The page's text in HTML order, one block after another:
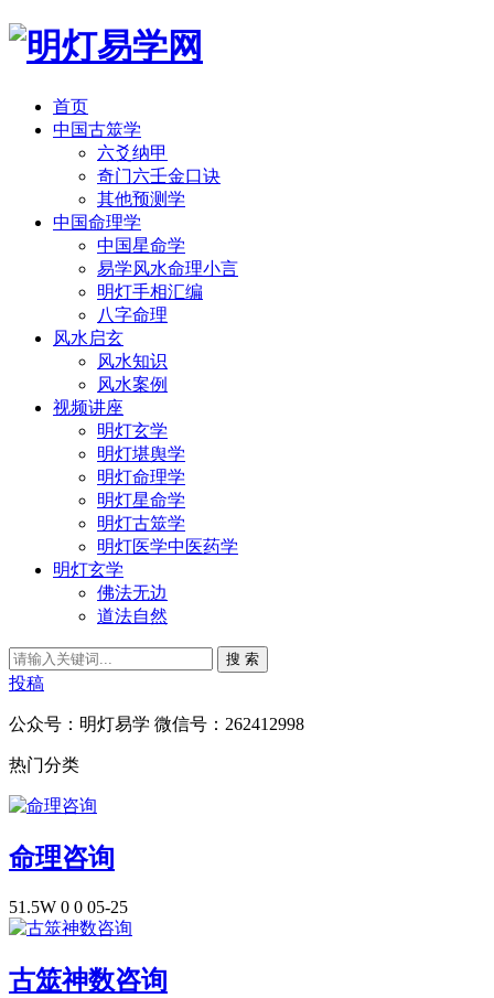
首页
中国古筮学
六爻纳甲
奇门六壬金口诀
其他预测学
中国命理学
中国星命学
易学风水命理小言
明灯手相汇编
八字命理
风水启玄
风水知识
风水案例
视频讲座
明灯玄学
明灯堪舆学
明灯命理学
明灯星命学
明灯古筮学
明灯医学中医药学
明灯玄学
佛法无边
道法自然
搜 索
投稿
公众号：明灯易学 微信号：262412998
热门分类
命理咨询
51.5W 0 0 05-25
古筮神数咨询